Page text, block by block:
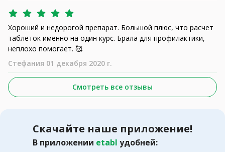
Хороший и недорогой препарат. Большой плюс, что расчет
таблеток именно на один курс. Брала для профилактики,
неплохо помогает. 🥰
Стефания 01 декабря 2020 г.
Смотреть все отзывы
Скачайте наше приложение!
В приложении etabl удобней: